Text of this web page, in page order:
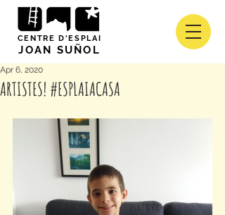
CENTRE D'ESPLAI
JOAN SUÑOL
ARTISTES! #ESPLAIACASA
Apr 6, 2020